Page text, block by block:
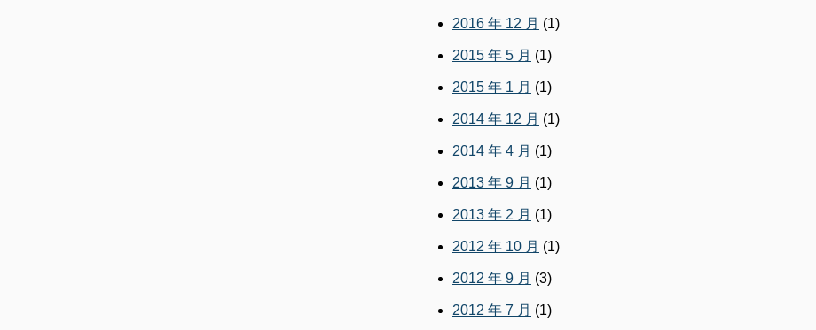
2016 年 12 月 (1)
2015 年 5 月 (1)
2015 年 1 月 (1)
2014 年 12 月 (1)
2014 年 4 月 (1)
2013 年 9 月 (1)
2013 年 2 月 (1)
2012 年 10 月 (1)
2012 年 9 月 (3)
2012 年 7 月 (1)